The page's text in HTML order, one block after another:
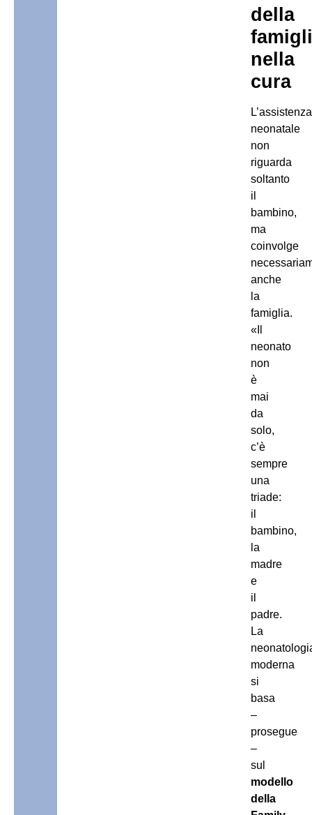
della
nella
cura
L’assistenza
neonatale
non
riguarda
soltanto
il
bambino,
ma
coinvolge
anche
la
famiglia.
«Il
neonato
non
è
mai
da
solo,
c’è
sempre
una
triade:
il
bambino,
la
madre
e
il
padre.
La
moderna
si
basa
–
prosegue
–
sul
modello
della